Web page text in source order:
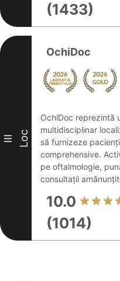
(1433)
III Loc
OchiDoc
OchiDoc reprezintă
multidisciplinar
să furnizeze
comprehensive.
pe oftalmologie,
consultații
10.0
(1014)